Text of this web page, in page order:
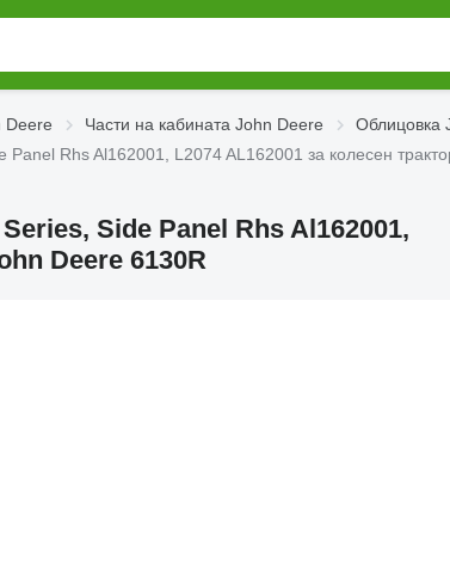
Deere Части на кабината John Deere
Облицовка
Rhs Al162001, L2074 AL162001 за колесен
Side Panel Rhs Al162001,
Deere 6130R